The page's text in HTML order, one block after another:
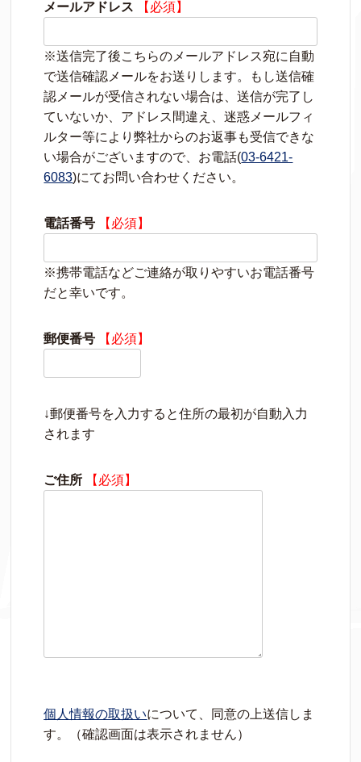
メールアドレス 【必須】
※送信完了後こちらのメールアドレス宛に自動
で送信確認メールをお送りします。もし送信確
認メールが受信されない場合は、送信が完了し
ていないか、アドレス間違え、迷惑メールフィ
ルター等により弊社からのお返事も受信できな
い場合がございますので、お電話(03-6421-
6083)にてお問い合わせください。
電話番号 【必須】
※携帯電話などご連絡が取りやすいお電話番号
だと幸いです。
郵便番号 【必須】
↓郵便番号を入力すると住所の最初が自動入力
されます
ご住所 【必須】
個人情報の取扱いについて、同意の上送信しま
す。（確認画面は表示されません）